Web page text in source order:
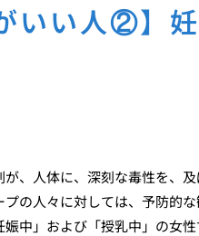
いい人②】
、人体に、深刻な毒性を、
プの人々に対しては、予防的
中」および「授乳中」の女